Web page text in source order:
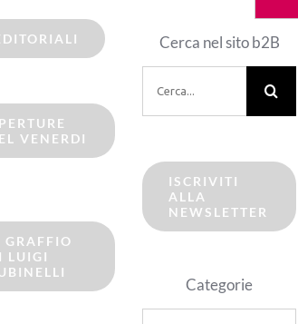
VENERDI
GRAFFIO
LUIGI
Cerca nel sito b2B
per:
ISCRIVITI
ALLA
NEWSLETTER
Categorie